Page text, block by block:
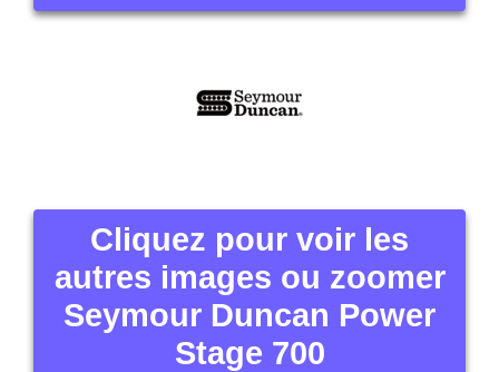
Cliquez pour voir les
autres images ou zoomer
Seymour Duncan Power
Stage 700